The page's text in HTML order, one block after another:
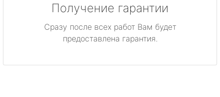
Получение гарантии
Сразу после всех работ Вам будет
предоставлена гарантия.